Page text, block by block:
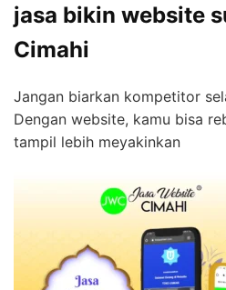
jasa bikin website
Cimahi
Jangan biarkan kompetitor
Dengan website, kamu bisa
tampil lebih meyakinkan